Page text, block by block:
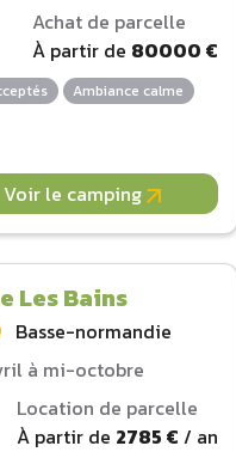
Achat de parcelle
À partir de 80000 €
Ambiance calme
Voir le camping
Les Bains
Basse-normandie
à mi-octobre
Location de parcelle
À partir de 2785 € / an